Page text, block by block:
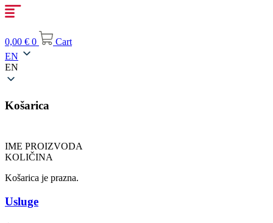
Skip
to
0,00 € 0
Cart
EN
EN
Košarica
IME PROIZVODA
KOLIČINA
Košarica je prazna.
Usluge